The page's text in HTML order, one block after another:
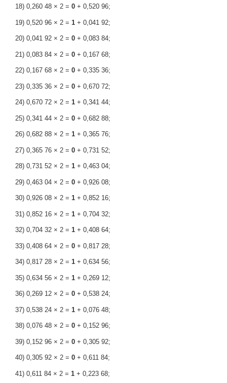
18) 0,260 48 × 2 = 0+ 0,520 96;
19) 0,520 96 × 2 = 1+ 0,041 92;
20) 0,041 92 × 2 = 0+ 0,083 84;
21) 0,083 84 × 2 = 0+ 0,167 68;
22) 0,167 68 × 2 = 0+ 0,335 36;
23) 0,335 36 × 2 = 0+ 0,670 72;
24) 0,670 72 × 2 = 1+ 0,341 44;
25) 0,341 44 × 2 = 0+ 0,682 88;
26) 0,682 88 × 2 = 1+ 0,365 76;
27) 0,365 76 × 2 = 0+ 0,731 52;
28) 0,731 52 × 2 = 1+ 0,463 04;
29) 0,463 04 × 2 = 0+ 0,926 08;
30) 0,926 08 × 2 = 1+ 0,852 16;
31) 0,852 16 × 2 = 1+ 0,704 32;
32) 0,704 32 × 2 = 1+ 0,408 64;
33) 0,408 64 × 2 = 0+ 0,817 28;
34) 0,817 28 × 2 = 1+ 0,634 56;
35) 0,634 56 × 2 = 1+ 0,269 12;
36) 0,269 12 × 2 = 0+ 0,538 24;
37) 0,538 24 × 2 = 1+ 0,076 48;
38) 0,076 48 × 2 = 0+ 0,152 96;
39) 0,152 96 × 2 = 0+ 0,305 92;
40) 0,305 92 × 2 = 0+ 0,611 84;
41) 0,611 84 × 2 = 1+ 0,223 68;